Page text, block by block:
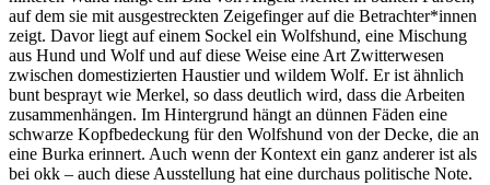
auf dem sie mit ausgestreckten Zeigefinger auf die Betrachter*innen
zeigt. Davor liegt auf einem Sockel ein Wolfshund, eine Mischung
aus Hund und Wolf und auf diese Weise eine Art Zwitterwesen
zwischen domestizierten Haustier und wildem Wolf. Er ist ähnlich
bunt besprayt wie Merkel, so dass deutlich wird, dass die Arbeiten
zusammenhängen. Im Hintergrund hängt an dünnen Fäden eine
schwarze Kopfbedeckung für den Wolfshund von der Decke, die an
eine Burka erinnert. Auch wenn der Kontext ein ganz anderer ist als
bei okk – auch diese Ausstellung hat eine durchaus politische Note.